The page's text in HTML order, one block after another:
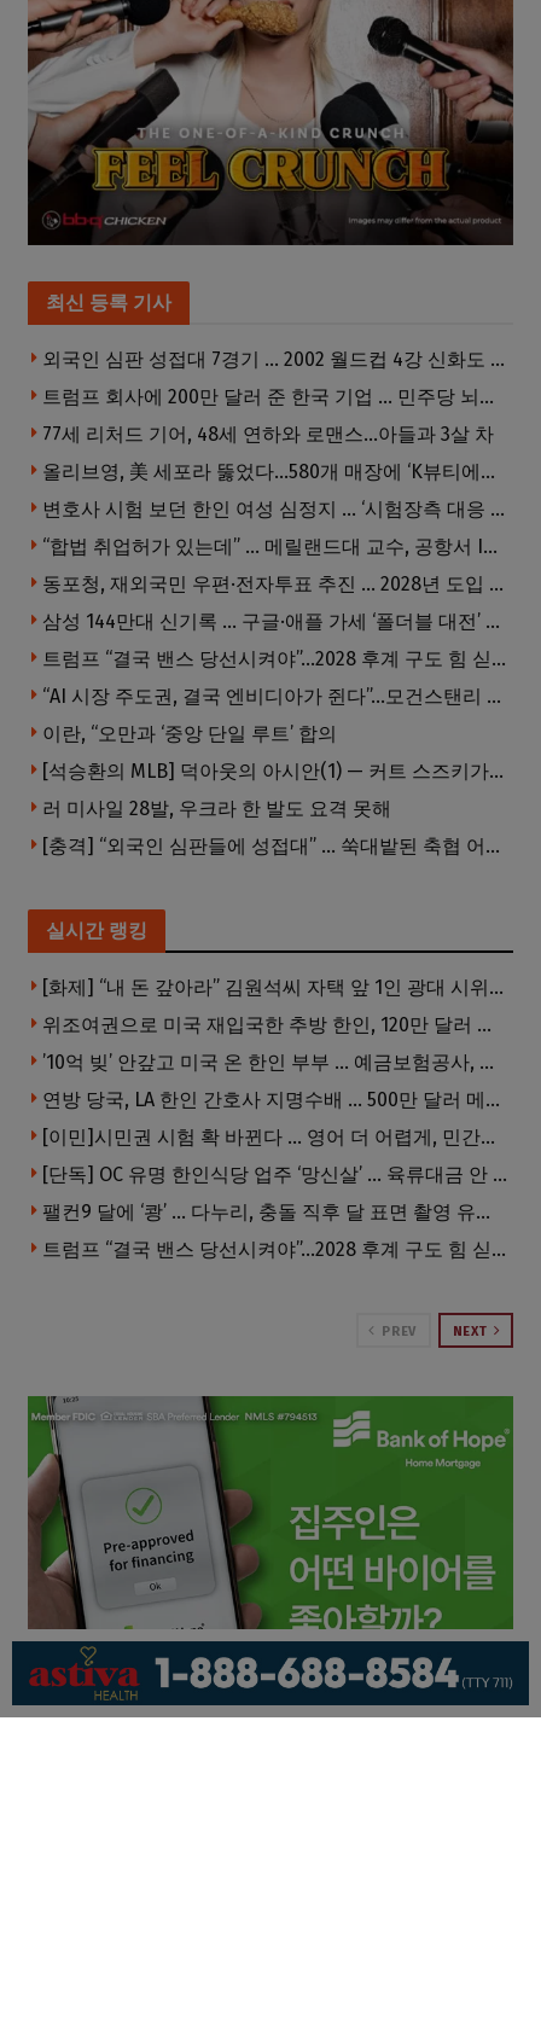
최신 등록 기사
외국인 심판 성접대 7경기 … 2002 월드컵 4강 신화도 흔들
트럼프 회사에 200만 달러 준 한국 기업 … 민주당 뇌물의혹 조사
77세 리처드 기어, 48세 연하와 로맨스…아들과 3살 차
올리브영, 美 세포라 뚫었다…580개 매장에 ‘K뷰티에딧’ 론칭
변호사 시험 보던 한인 여성 심정지 … ‘시험장측 대응 부적절’ 소송
“합법 취업허가 있는데” … 메릴랜드대 교수, 공항서 ICE에 체포, 구금 중
동포청, 재외국민 우편·전자투표 추진 … 2028년 도입 목표
삼성 144만대 신기록 … 구글·애플 가세 ‘폴더블 대전’ 열린다
트럼프 “결국 밴스 당선시켜야”…2028 후계 구도 힘 싣나
“AI 시장 주도권, 결국 엔비디아가 쥔다”…모건스탠리 장담
이란, “오만과 ‘중앙 단일 루트’ 합의
[석승환의 MLB] 덕아웃의 아시안(1) — 커트 스즈키가 우리에게 묻는 것
러 미사일 28발, 우크라 한 발도 요격 못해
[충격] “외국인 심판들에 성접대” … 쑥대밭된 축협 어디까지 추락하나
실시간 랭킹
[화제] “내 돈 갚아라” 김원석씨 자택 앞 1인 광대 시위 … 한인 투자사, “108만 달러 못받아”
위조여권으로 미국 재입국한 추방 한인, 120만 달러 은행 사기 행각
’10억 빚’ 안갚고 미국 온 한인 부부 … 예금보험공사, 미국서 소송
연방 당국, LA 한인 간호사 지명수배 … 500만 달러 메디캐어 사기, 선고 직전 한국 도주
[이민]시민권 시험 확 바뀐다 … 영어 더 어렵게, 민간시험 도입 추진
[단독] OC 유명 한인식당 업주 ‘망신살’ … 육류대금 안 갚자 식당서 공개추심
팰컨9 달에 ‘쾅’ … 다누리, 충돌 직후 달 표면 촬영 유일 탐사선
트럼프 “결국 밴스 당선시켜야”…2028 후계 구도 힘 싣나
PREV NEXT